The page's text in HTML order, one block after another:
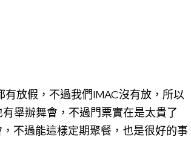
放假，不過我們IMAC沒有放，所以
舉辦舞會，不過門票實在是太貴了
不過能這樣定期聚餐，也是很好的事